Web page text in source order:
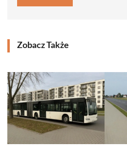
Zobacz Także